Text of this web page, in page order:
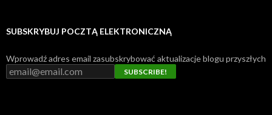
SUBSKRYBUJ POCZTĄ ELEKTRONICZNĄ
Wprowadź adres email zasubskrybować aktualizacje blogu przyszłych